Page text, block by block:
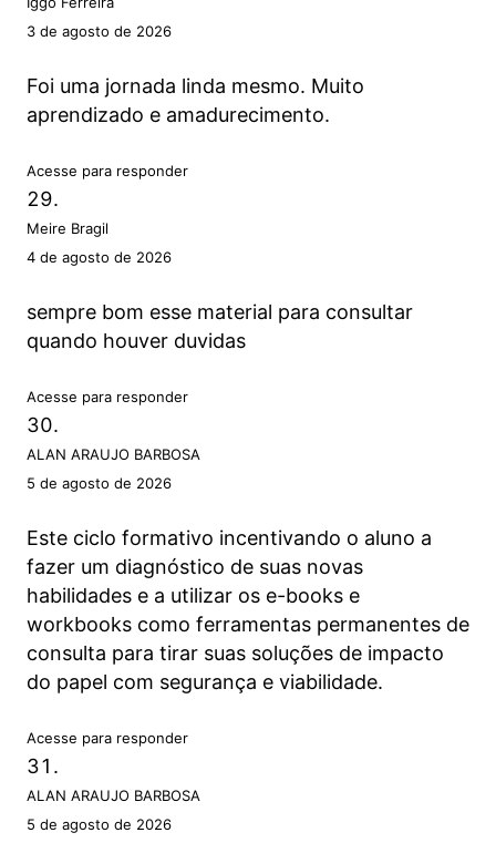
3 de agosto de 2026
Foi uma jornada linda mesmo. Muito
aprendizado e amadurecimento.
Acesse para responder
Meire Bragil
4 de agosto de 2026
sempre bom esse material para consultar
quando houver duvidas
Acesse para responder
ALAN ARAUJO BARBOSA
5 de agosto de 2026
Este ciclo formativo incentivando o aluno a
fazer um diagnóstico de suas novas
habilidades e a utilizar os e-books e
workbooks como ferramentas permanentes de
consulta para tirar suas soluções de impacto
do papel com segurança e viabilidade.
Acesse para responder
ALAN ARAUJO BARBOSA
5 de agosto de 2026